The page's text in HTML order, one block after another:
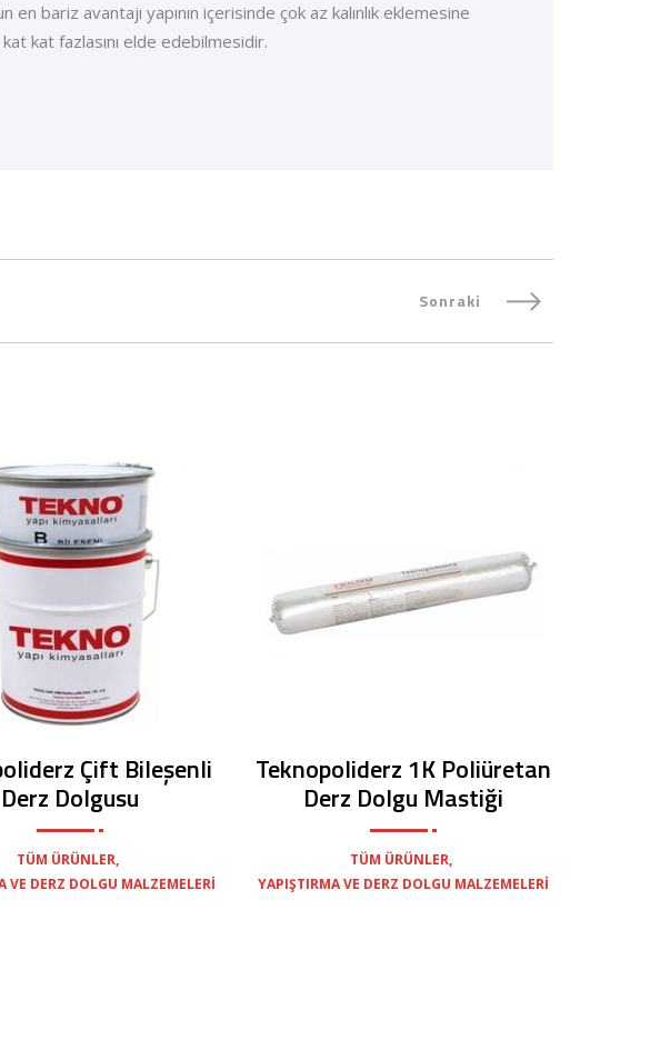
bariz avantajı yapının içerisinde çok az kalınlık eklemesine
kat fazlasını elde edebilmesidir.
Sonraki
Çift Bileşenli
Derz Dolgusu
TÜM ÜRÜNLER
VE DERZ DOLGU MALZEMELERI
Teknopoliderz 1K Poliüretan
Derz Dolgu Mastiği
TÜM ÜRÜNLER
YAPIŞTIRMA VE DERZ DOLGU MALZEMELERI